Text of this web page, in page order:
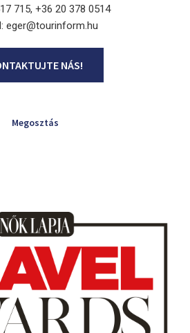
715, +36 20 378 0514
eger@tourinform.hu
NÁS!
Megosztás